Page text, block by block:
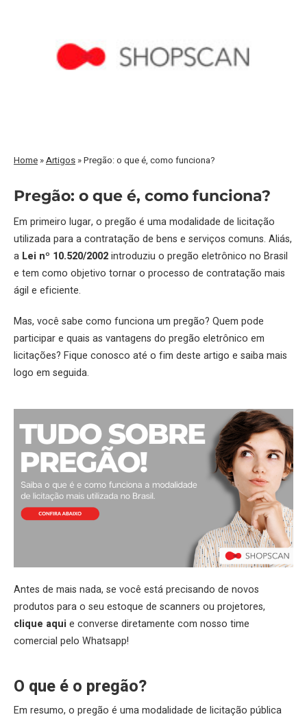
Home »Artigos »Pregão: o que é, como funciona?
Pregão: o que é, como funciona?
Em primeiro lugar, o pregão é uma modalidade de licitação
utilizada para a contratação de bens e serviços comuns. Aliás,
a Lei nº 10.520/2002introduziu o pregão eletrônico no Brasil
e tem como objetivo tornar o processo de contratação mais
ágil e eficiente.
Mas, você sabe como funciona um pregão? Quem pode
participar e quais as vantagens do pregão eletrônico em
licitações? Fique conosco até o fim deste artigo e saiba mais
logo em seguida.
Antes de mais nada, se você está precisando de novos
produtos para o seu estoque de scanners ou projetores,
clique aqui e converse diretamente com nosso time
comercial pelo Whatsapp!
O que é o pregão?
Em resumo, o pregão é uma modalidade de licitação pública